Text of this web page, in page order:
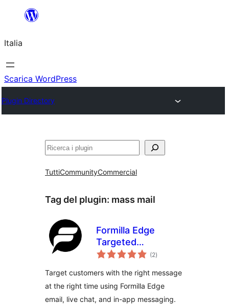
contenuto
Italia
Scarica WordPress
Plugin Directory
Cerca
TuttiCommunityCommercial
Tag del plugin: mass mail
Formilla Edge
Targeted
Messaging
and Marketing
(2valutazioni
totali
)
Target customers with the right message
at the right time using Formilla Edge
email, live chat, and in-app messaging.